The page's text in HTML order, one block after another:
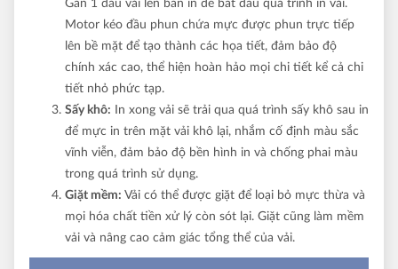
Gắn 1 đầu vải lên bàn in để bắt đầu quá trình in vải.
Motor kéo đầu phun chứa mực được phun trực tiếp
lên bề mặt để tạo thành các họa tiết, đảm bảo độ
chính xác cao, thể hiện hoàn hảo mọi chi tiết kể cả chi
tiết nhỏ phức tạp.
Sấy khô: In xong vải sẽ trải qua quá trình sấy khô sau in
để mực in trên mặt vải khô lại, nhắm cố định màu sắc
vĩnh viễn, đảm bảo độ bền hình in và chống phai màu
trong quá trình sử dụng.
Giặt mềm: Vải có thể được giặt để loại bỏ mực thừa và
mọi hóa chất tiền xử lý còn sót lại. Giặt cũng làm mềm
vải và nâng cao cảm giác tổng thể của vải.